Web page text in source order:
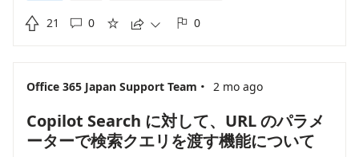
of a feature that allows Copilot to summarize the
 21  0     0
Office 365 Japan Support Team · 2 mo ago
Copilot Search に対して、URL のパラメ
ーターで検索クエリを渡す機能について